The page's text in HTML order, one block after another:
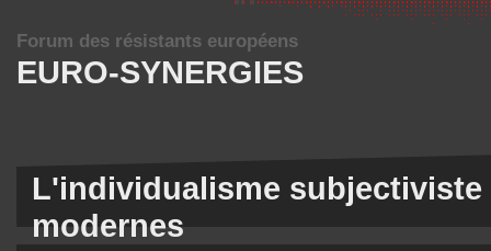
EURO-SYNERGIES
Forum des résistants européens
L'individualisme subjectiviste
modernes